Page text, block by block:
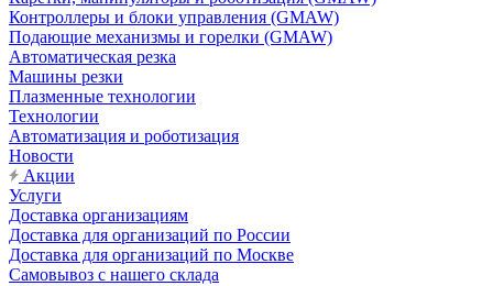
Контроллеры и блоки управления (GMAW)
Подающие механизмы и горелки (GMAW)
Автоматическая резка
Машины резки
Плазменные технологии
Технологии
Автоматизация и роботизация
Новости
Акции
Услуги
Доставка организациям
Доставка для организаций по России
Доставка для организаций по Москве
Самовывоз с нашего склада